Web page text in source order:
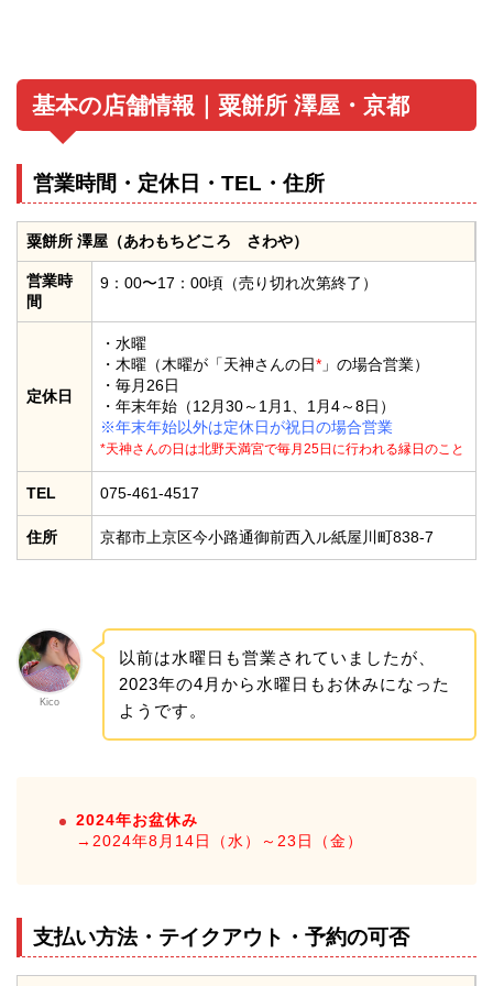
基本の店舗情報｜粟餅所 澤屋・京都
営業時間・定休日・TEL・住所
粟餅所 澤屋（あわもちどころ さわや）
営業時
間
9：00〜17：00頃（売り切れ次第終了）
定休日
・水曜
・木曜（木曜が「天神さんの日* 」の場合営業）
・毎月26日
・年末年始（12月30～1月1、1月4～8日）
※年末年始以外は定休日が祝日の場合営業
*天神さんの日は北野天満宮で毎月25日に行われる縁日のこと
TEL 075-461-4517
住所 京都市上京区今小路通御前西入ル紙屋川町838-7
Kico
以前は水曜日も営業されていましたが、
2023年の4月から水曜日もお休みになった
ようです。
2024年お盆休み
→2024年8月14日（水）～23日（金）
支払い方法・テイクアウト・予約の可否